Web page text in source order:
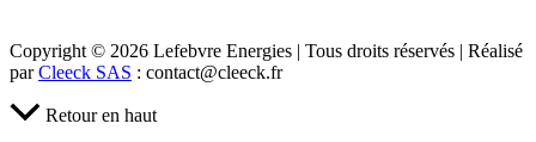
Copyright © 2026 Lefebvre Energies | Tous droits réservés | Réalisé
parCleeck SAS : contact@cleeck.fr
Retour en haut